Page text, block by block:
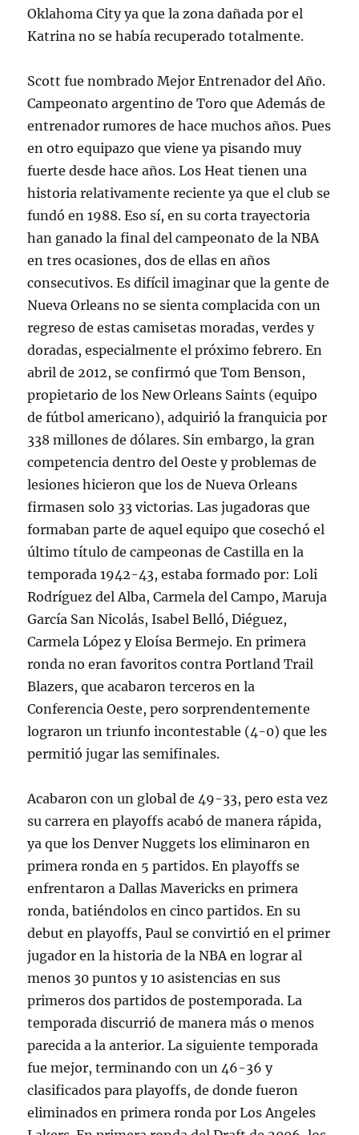
Oklahoma City ya que la zona dañada por el
Katrina no se había recuperado totalmente.
Scott fue nombrado Mejor Entrenador del Año.
Campeonato argentino de Toro que Además de
entrenador rumores de hace muchos años. Pues
en otro equipazo que viene ya pisando muy
fuerte desde hace años. Los Heat tienen una
historia relativamente reciente ya que el club se
fundó en 1988. Eso sí, en su corta trayectoria
han ganado la final del campeonato de la NBA
en tres ocasiones, dos de ellas en años
consecutivos. Es difícil imaginar que la gente de
Nueva Orleans no se sienta complacida con un
regreso de estas camisetas moradas, verdes y
doradas, especialmente el próximo febrero. En
abril de 2012, se confirmó que Tom Benson,
propietario de los New Orleans Saints (equipo
de fútbol americano), adquirió la franquicia por
338 millones de dólares. Sin embargo, la gran
competencia dentro del Oeste y problemas de
lesiones hicieron que los de Nueva Orleans
firmasen solo 33 victorias. Las jugadoras que
formaban parte de aquel equipo que cosechó el
último título de campeonas de Castilla en la
temporada 1942-43, estaba formado por: Loli
Rodríguez del Alba, Carmela del Campo, Maruja
García San Nicolás, Isabel Belló, Diéguez,
Carmela López y Eloísa Bermejo. En primera
ronda no eran favoritos contra Portland Trail
Blazers, que acabaron terceros en la
Conferencia Oeste, pero sorprendentemente
lograron un triunfo incontestable (4-0) que les
permitió jugar las semifinales.
Acabaron con un global de 49-33, pero esta vez
su carrera en playoffs acabó de manera rápida,
ya que los Denver Nuggets los eliminaron en
primera ronda en 5 partidos. En playoffs se
enfrentaron a Dallas Mavericks en primera
ronda, batiéndolos en cinco partidos. En su
debut en playoffs, Paul se convirtió en el primer
jugador en la historia de la NBA en lograr al
menos 30 puntos y 10 asistencias en sus
primeros dos partidos de postemporada. La
temporada discurrió de manera más o menos
parecida a la anterior. La siguiente temporada
fue mejor, terminando con un 46-36 y
clasificados para playoffs, de donde fueron
eliminados en primera ronda por Los Angeles